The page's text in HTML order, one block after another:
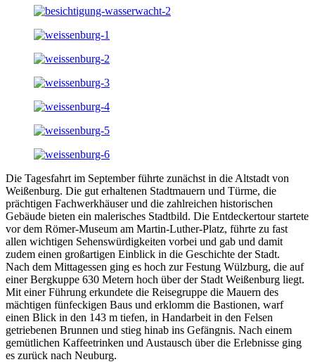
Die Tagesfahrt im September führte zunächst in die Altstadt von
Weißenburg. Die gut erhaltenen Stadtmauern und Türme, die
prächtigen Fachwerkhäuser und die zahlreichen historischen
Gebäude bieten ein malerisches Stadtbild. Die Entdeckertour startete
vor dem Römer-Museum am Martin-Luther-Platz, führte zu fast
allen wichtigen Sehenswürdigkeiten vorbei und gab und damit
zudem einen großartigen Einblick in die Geschichte der Stadt.
Nach dem Mittagessen ging es hoch zur Festung Wülzburg, die auf
einer Bergkuppe 630 Metern hoch über der Stadt Weißenburg liegt.
Mit einer Führung erkundete die Reisegruppe die Mauern des
mächtigen fünfeckigen Baus und erklomm die Bastionen, warf
einen Blick in den 143 m tiefen, in Handarbeit in den Felsen
getriebenen Brunnen und stieg hinab ins Gefängnis. Nach einem
gemütlichen Kaffeetrinken und Austausch über die Erlebnisse ging
es zurück nach Neuburg.